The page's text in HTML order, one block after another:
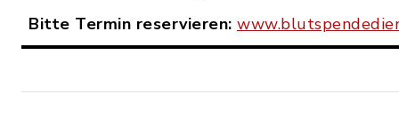
Bitte Termin reservieren: